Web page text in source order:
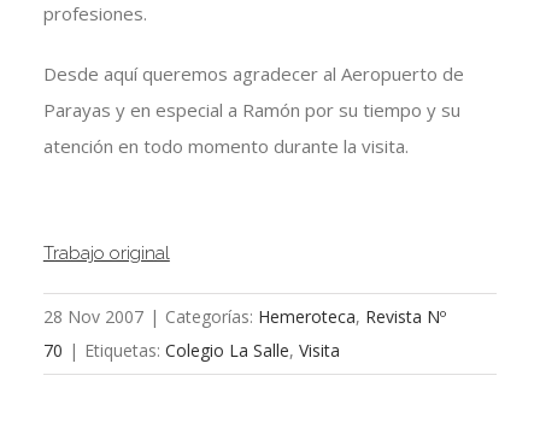
profesiones.
Desde aquí queremos agradecer al Aeropuerto de
Parayas y en especial a Ramón por su tiempo y su
atención en todo momento durante la visita.
Trabajo original
28 Nov 2007 | Categorías: Hemeroteca, Revista Nº
70 | Etiquetas: Colegio La Salle, Visita